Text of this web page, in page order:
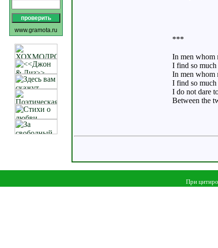
www.gramota.ru
***
In men whom
I find so
In men whom
I find so
I do not dare
Between the
При